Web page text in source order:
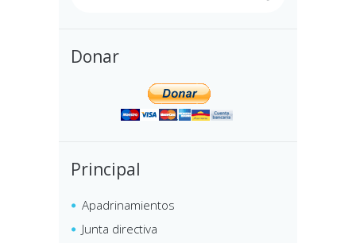
Donar
Principal
Apadrinamientos
Junta directiva